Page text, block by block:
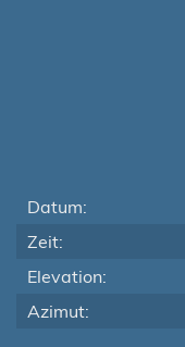
Datum:
Zeit:
Elevation:
Azimut: